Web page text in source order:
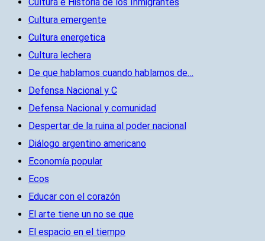
Cultura emergente
Cultura energetica
Cultura lechera
De que hablamos cuando hablamos de…
Defensa Nacional y C
Defensa Nacional y comunidad
Despertar de la ruina al poder nacional
Diálogo argentino americano
Economía popular
Ecos
Educar con el corazón
El arte tiene un no se que
El espacio en el tiempo